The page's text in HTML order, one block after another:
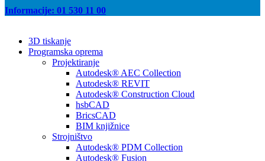
Informacije: 01 530 11 00
3D tiskanje
Programska oprema
Projektiranje
Autodesk® AEC Collection
Autodesk® REVIT
Autodesk® Construction Cloud
hsbCAD
BricsCAD
BIM knjižnice
Strojništvo
Autodesk® PDM Collection
Autodesk® Fusion